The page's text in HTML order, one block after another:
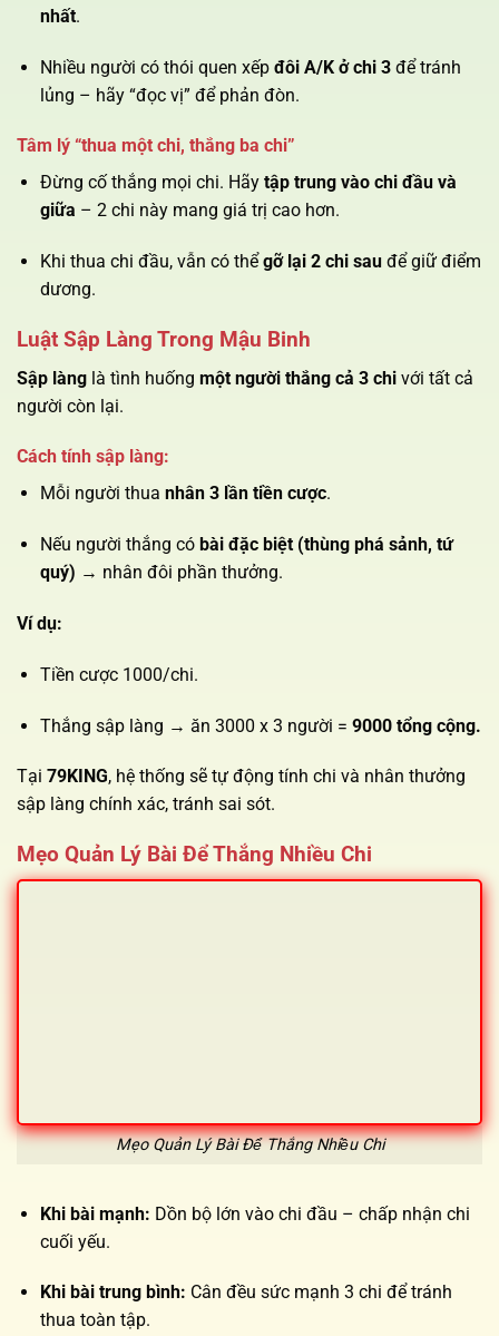
nhất.
Nhiều người có thói quen xếp đôi A/K ở chi 3để tránh
lủng – hãy “đọc vị” để phản đòn.
Tâm lý “thua một chi, thắng ba chi”
Đừng cố thắng mọi chi. Hãy tập trung vào chi đầu và
giữa – 2 chi này mang giá trị cao hơn.
Khi thua chi đầu, vẫn có thể gỡ lại 2 chi sauđể giữ điểm
dương.
Luật Sập Làng Trong Mậu Binh
Sập làng là tình huống một người thắng cả 3 chi với tất cả
người còn lại.
Cách tính sập làng:
Mỗi người thua nhân 3 lần tiền cược.
Nếu người thắng có bài đặc biệt (thùng phá sảnh, tứ
quý) → nhân đôi phần thưởng.
Ví dụ:
Tiền cược 1000/chi.
Thắng sập làng → ăn 3000 x 3 người = 9000 tổng cộng.
Tại 79KING, hệ thống sẽ tự động tính chi và nhân thưởng
sập làng chính xác, tránh sai sót.
Mẹo Quản Lý Bài Để Thắng Nhiều Chi
Mẹo Quản Lý Bài Để Thắng Nhiều Chi
Khi bài mạnh: Dồn bộ lớn vào chi đầu – chấp nhận chi
cuối yếu.
Khi bài trung bình: Cân đều sức mạnh 3 chi để tránh
thua toàn tập.